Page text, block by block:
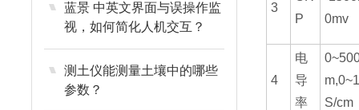
蓝景 中英文界面与误操作监
视，如何简化人机交互？
测土仪能测量土壤中的哪些
参数？
3
P
0mv
4
电
导
率
S/cm